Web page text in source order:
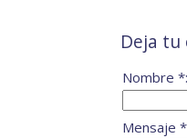
Deja
Nombre *:
Mensaje